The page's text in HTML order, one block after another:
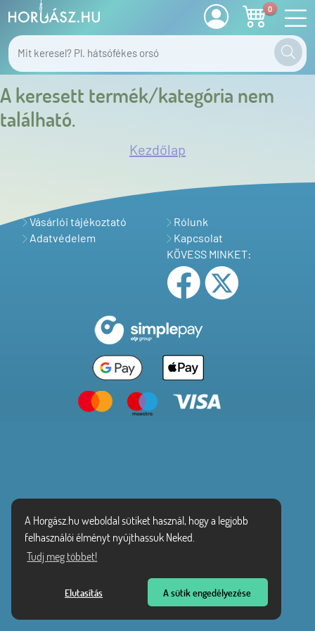
A Horgász.hu weboldal sütiket használ, hogy a legjobb
felhasználói élményt nyújthassuk Neked.
Tudj meg többet!
Elutasítás A sütik engedélyezése
0
A keresett termék/kategória nem
található.
Kezdőlap
Vásárlói tájékoztató
Adatvédelem
Rólunk
Kapcsolat
KÖVESS MINKET: